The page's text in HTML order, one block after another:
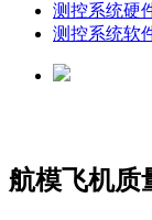
测控系统硬
测控系统软
航模飞机质